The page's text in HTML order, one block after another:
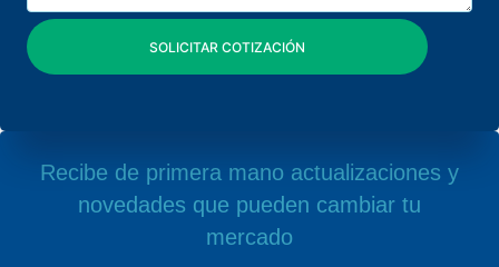
Recibe de primera mano actualizaciones y
novedades que pueden cambiar tu
mercado